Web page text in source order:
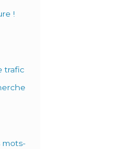
!
trafic
mots-